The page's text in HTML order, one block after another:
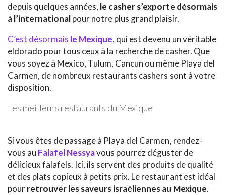
depuis quelques années, le casher s’exporte désormais
à l’internationalpour notre plus grand plaisir.
C’est désormais le Mexique, qui est devenu un véritable
eldorado pour tous ceux à la recherche de casher. Que
vous soyez à Mexico, Tulum, Cancun ou même Playa del
Carmen, de nombreux restaurants cashers sont à votre
disposition.
Les meilleurs restaurants du Mexique
Si vous êtes de passage à Playa del Carmen, rendez-
vous au Falafel Nessyavous pourrez déguster de
délicieux falafels. Ici, ils servent des produits de qualité
et des plats copieux à petits prix. Le restaurant est idéal
pourretrouver les saveurs israéliennes au Mexique.